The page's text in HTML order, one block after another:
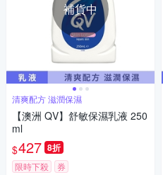
補貨中
清爽配方 滋潤保濕
【澳洲 QV】舒敏保濕乳液 250
ml
$427 8折
限時下殺 券